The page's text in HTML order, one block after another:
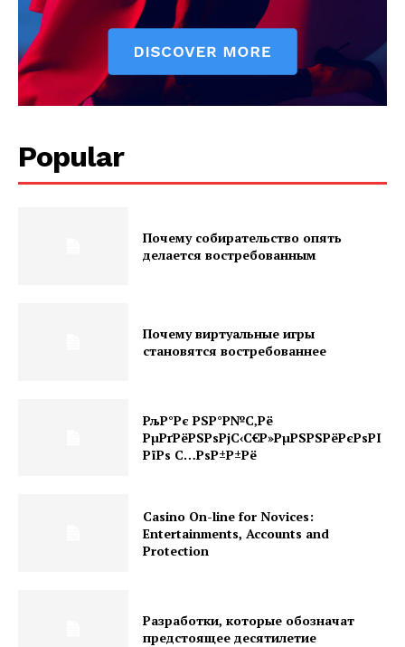
Popular
Почему собирательство опять
делается востребованным
Почему виртуальные игры
становятся востребованнее
РљР°Рє РЅР°Р№С‚Рё
РµРґРёРЅРѕРјС‹С€Р»РµРЅРЅРёРєРѕРІ
РїРѕ С…РѕР±Р±Рё
Casino On-line for Novices:
Entertainments, Accounts and
Protection
Разработки, которые обозначат
предстоящее десятилетие